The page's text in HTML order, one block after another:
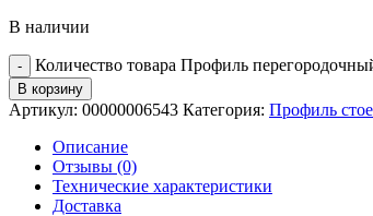
В наличии
Количество товара Профиль
В корзину
Артикул: 00000006543 Категория: Профиль
Описание
Отзывы (0)
Технические характеристики
Доставка